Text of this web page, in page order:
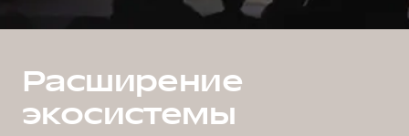
Расширение
экосистемы